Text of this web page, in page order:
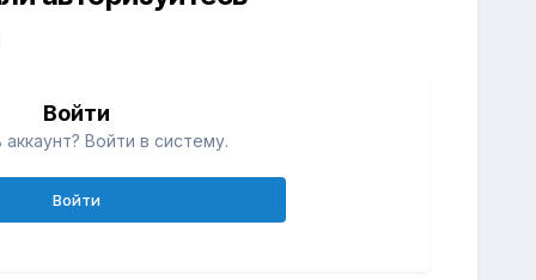
Войти
Войти в систему.
Войти